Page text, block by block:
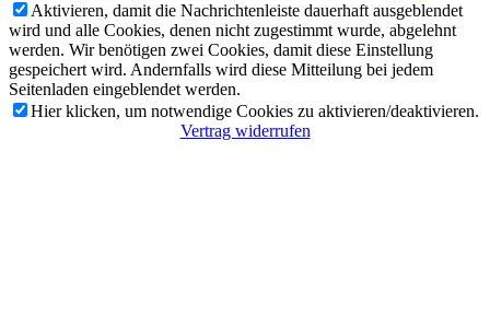
Aktivieren, damit die Nachrichtenleiste dauerhaft ausgeblendet
wird und alle Cookies, denen nicht zugestimmt wurde, abgelehnt
werden. Wir benötigen zwei Cookies, damit diese Einstellung
gespeichert wird. Andernfalls wird diese Mitteilung bei jedem
Seitenladen eingeblendet werden.
Hier klicken, um notwendige Cookies zu aktivieren/deaktivieren.
Vertrag widerrufen